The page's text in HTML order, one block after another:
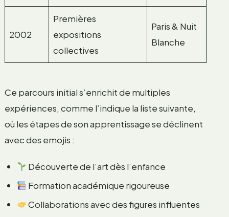
2002
Premières
expositions
collectives
Paris & Nuit
Blanche
Ce parcours initial s’enrichit de multiples
expériences, comme l’indique la liste suivante,
où les étapes de son apprentissage se déclinent
avec des emojis :
Découverte de l’art dès l’enfance
Formation académique rigoureuse
Collaborations avec des figures influentes